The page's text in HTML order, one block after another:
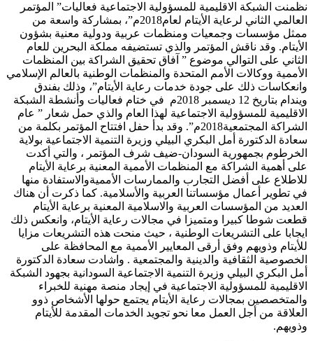
نظمنت الشبكة الاقليمية للمسؤولية الاجتماعية فعاليات” المؤتمر
العالمي الثاني لرعاية الأيتام لعام2018م”، بمشاركة واسعة من
ممثل مؤسسات وجمعيات ومنظمات عربية ودولية معنية بشؤون
الأيتام. وقد ناقش المؤتمر والذي تستضيفه مملكة البحرين للعام
الثاني على التوالي موضوع ” آفاق تحقيق الشراكة بين المنظمات
الأممية ووكالات الأمم المتحدة والمنظمات الوطنية بالعالم الإسلامي
وانعكاسات ذلك على جودة خدمات رعاية الأيتام”، وذلك بفندق
ويندام بتاريخ 12 ديسمبر 2018م في ختام فعاليات وأنشطة الشبكة
الاقليمية للمسؤولية الاجتماعية لهذا العام والذي حمل شعار ” عام
الشراكة المجتمعية2018م”. وقد بدأ حفل افتتاح المؤتمر بكلمة من
سعادة الدكتورة أمل البكري البيلي وزيرة التنمية الاجتماعية بولاية
الخرطوم بجمهورية السودان-ضيف شرف المؤتمر ، والتي أكدت
على أهمية الشراكة مع المنظمات الأممية المعنية برعاية الأيتام
للاطلاع على أفضل التجارب والممارسات الأمميةوالاستفادة منها
في تطوير أعمال مؤسساتنا العربية والأسلامية. كما ذكرت أن هناك
العديد من المؤسسات العربية والاسلامية المعنية برعاية الأيتام
قطعت شوطا كبيرا ومتميزا في مجالات رعاية الأيتام، وانعكس ذلك
ايجابا على التشريعات الوطنية ، حيث منحت هذه التشريعات مزايا
للأيتام وذويهم وفق أرقى المعايير الأممية مع المحافظة على
الخصوصية الثقافية والدينية والمجتمعية . واشادت سعادة الدكتورة
أمل البكري البيلي وزيرة التنمية الاجتماعية السودانية بجهود الشبكة
الاقليمية للمسؤولية الاجتماعية في إيجاد منصة مهنية للخبراء
والمتخصصين بمجالات رعاية الأيتام يجتمع حولها الأشخاص ذوو
العلاقة من أجل العمل معا نحو تجويد الخدمات المقدمة للأيتام
وذويهم.